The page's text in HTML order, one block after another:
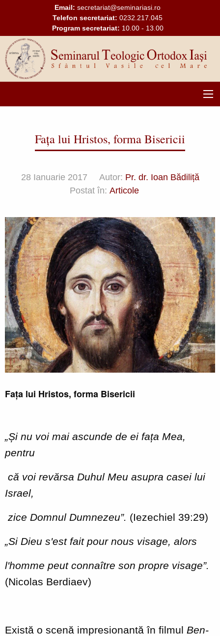
Mergi la conţinutul principal
Email: secretariat@seminariasi.ro
Telefon secretariat: 0232.217.045
Program secretariat: 10.00 - 13.00
Main
Fața lui Hristos, forma Bisericii
28 Ianuarie 2017 Autor: Pr. dr. Ioan Bădiliță
Postat în: Articole
Fața lui Hristos, forma Bisericii
„Și nu voi mai ascunde de ei fața Mea,
pentru
că voi revărsa Duhul Meu asupra casei lui
Israel,
zice Domnul Dumnezeu”. (Iezechiel 39:29)
„Si Dieu s'est fait pour nous visage, alors
l'homme peut connaître son propre visage”.
(Nicolas Berdiaev)
Există o scenă impresionantă în filmul Ben-